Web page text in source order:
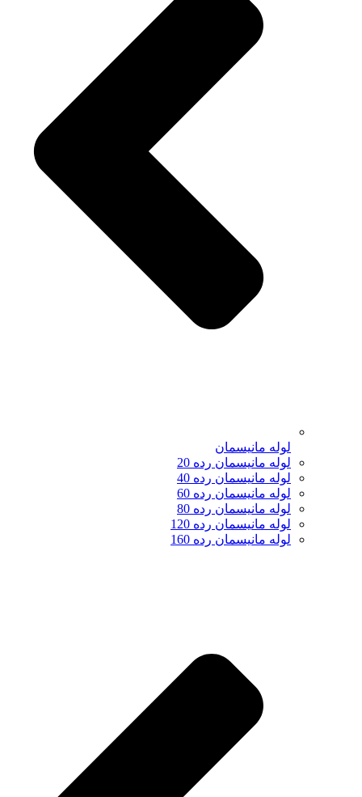
لوله مانیسمان
لوله مانیسمان رده 20
لوله مانیسمان رده 40
لوله مانیسمان رده 60
لوله مانیسمان رده 80
لوله مانیسمان رده 120
لوله مانیسمان رده 160